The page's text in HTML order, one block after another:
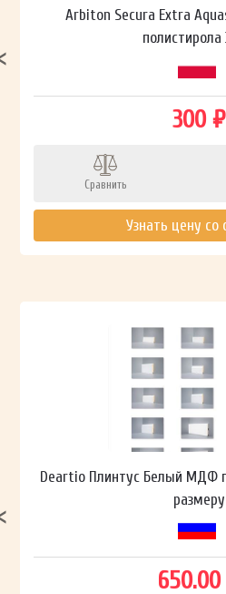
Arbiton Secura Extra
300 ₽
Сравнить
Узнать цену со
Deartio Плинтус Белый МДФ
размеру